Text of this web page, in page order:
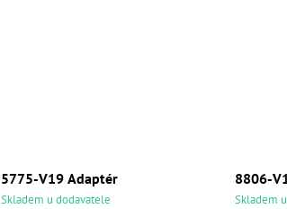
5775-V19 Adaptér
Skladem u dodavatele
8806-
Skladem